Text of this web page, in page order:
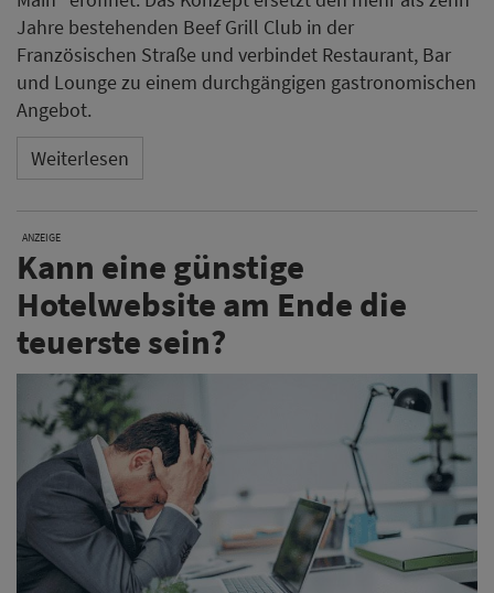
Jahre bestehenden Beef Grill Club in der
Französischen Straße und verbindet Restaurant, Bar
und Lounge zu einem durchgängigen gastronomischen
Angebot.
Weiterlesen
ANZEIGE
Kann eine günstige
Hotelwebsite am Ende die
teuerste sein?